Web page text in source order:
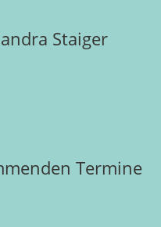
Staiger
Termine